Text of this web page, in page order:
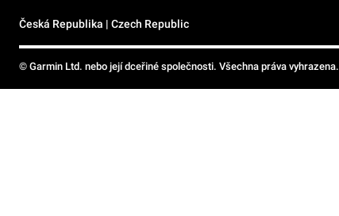
Česká Republika | Czech Republic
© Garmin Ltd. nebo její dceřiné společnosti. Všechna práva vyhrazena.